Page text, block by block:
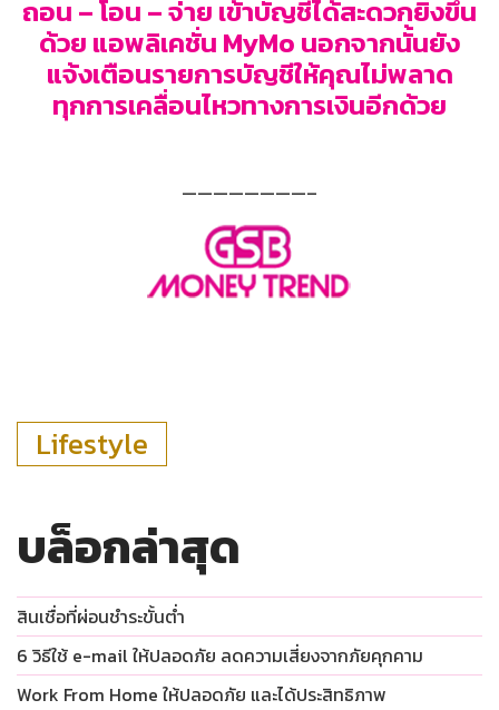
ถอน – โอน – จ่าย เข้าบัญชีได้สะดวกยิ่งขึ้น
ด้วย แอพลิเคชั่น MyMo นอกจากนั้นยัง
แจ้งเตือนรายการบัญชีให้คุณไม่พลาด
ทุกการเคลื่อนไหวทางการเงินอีกด้วย
————————–
Lifestyle
บล็อกล่าสุด
สินเชื่อที่ผ่อนชำระขั้นต่ำ
6 วิธีใช้ e-mail ให้ปลอดภัย ลดความเสี่ยงจากภัยคุกคาม
Work From Home ให้ปลอดภัย และได้ประสิทธิภาพ